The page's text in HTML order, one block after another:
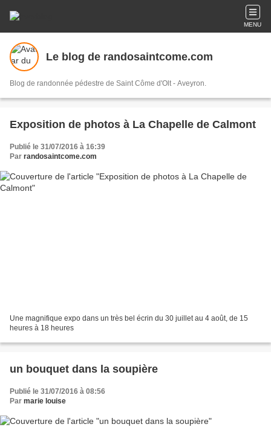
MENU
Le blog de randosaintcome.com
Blog de randonnée pédestre de Saint Côme d'Olt - Aveyron.
Exposition de photos à La Chapelle de Calmont
Publié le 31/07/2016 à 16:39
Par randosaintcome.com
Une magnifique expo dans un très bel écrin du 30 juillet au 4 août, de 15
heures à 18 heures
un bouquet dans la soupière
Publié le 31/07/2016 à 08:56
Par marie louise